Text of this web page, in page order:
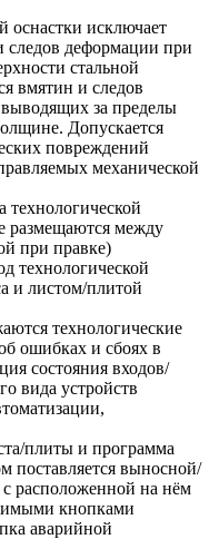
оснастки исключает
следов деформации при
стальной
вмятин и следов
за пределы
Допускается
повреждений
механической
технологической
размещаются между
при правке)
технологической
и листом/плитой
технологические
ошибках и сбоях в
состояния входов/
вида устройств
плиты и программа
поставляется выносной/
расположенной на нём
кнопками
аварийной